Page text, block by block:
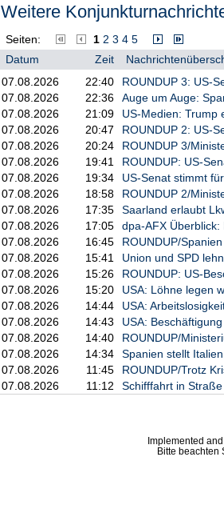
Weitere
Seiten: 1 2 3 4 5
Datum
Zeit
07.08.2026
22:40
ROUNDUP 3: US-
07.08.2026
22:36
Auge um Auge:
07.08.2026
21:09
US-Medien: Trump
07.08.2026
20:47
ROUNDUP 2: US-
07.08.2026
20:24
ROUNDUP 3/
07.08.2026
19:41
ROUNDUP: US-
07.08.2026
19:34
US-Senat stimmt
07.08.2026
18:58
ROUNDUP 2/
07.08.2026
17:35
Saarland erlaubt
07.08.2026
17:05
dpa-AFX
07.08.2026
16:45
ROUNDUP/
07.08.2026
15:41
Union und SPD
07.08.2026
15:26
ROUNDUP: US-
07.08.2026
15:20
USA: Löhne legen
07.08.2026
14:44
USA:
07.08.2026
14:43
USA:
07.08.2026
14:40
ROUNDUP/
07.08.2026
14:34
Spanien stellt
07.08.2026
11:45
ROUNDUP/Trotz
07.08.2026
11:12 Schifffahrt in
Implemented
Bitte beachten